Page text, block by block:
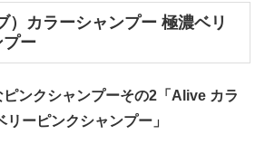
）カラーシャンプー 極濃ベリ
プー
ピンクシャンプーその2「Alive カラ
ーピンクシャンプー」